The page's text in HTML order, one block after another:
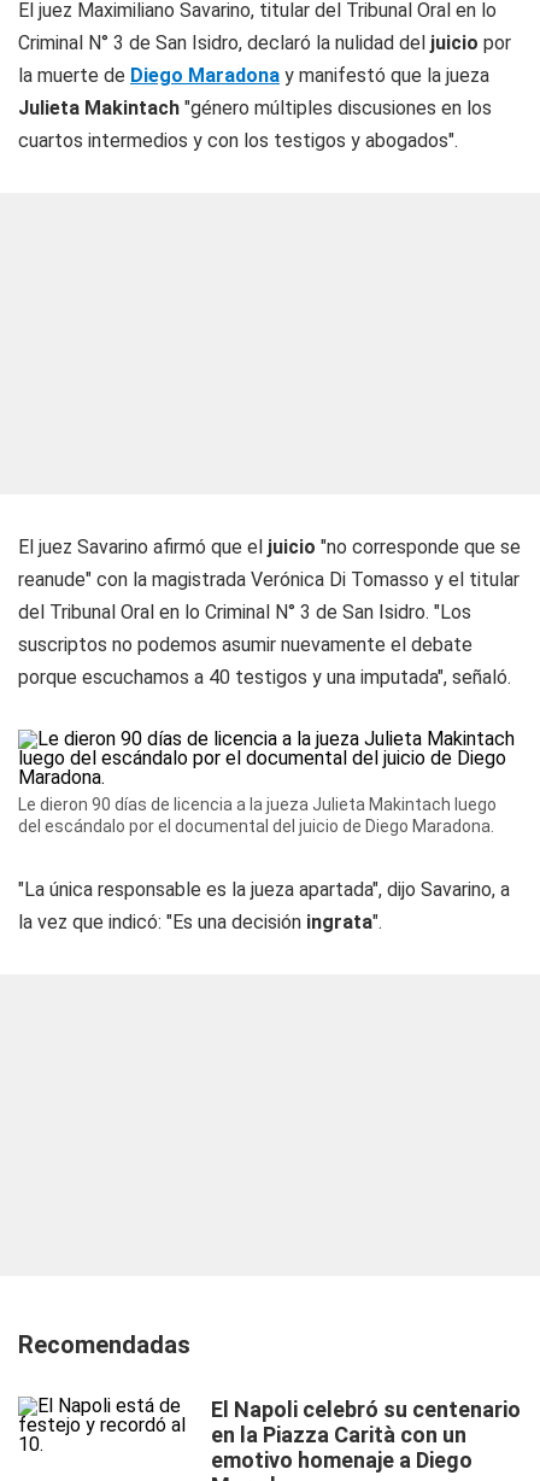
El juez Maximiliano Savarino, titular del Tribunal Oral en lo
Criminal N° 3 de San Isidro, declaró la nulidad del juicio por
la muerte de Diego Maradona y manifestó que la jueza
Julieta Makintach "género múltiples discusiones en los
cuartos intermedios y con los testigos y abogados".
El juez Savarino afirmó que el juicio "no corresponde que se
reanude" con la magistrada Verónica Di Tomasso y el titular
del Tribunal Oral en lo Criminal N° 3 de San Isidro. "Los
suscriptos no podemos asumir nuevamente el debate
porque escuchamos a 40 testigos y una imputada", señaló.
Le dieron 90 días de licencia a la jueza Julieta Makintach luego
del escándalo por el documental del juicio de Diego Maradona.
"La única responsable es la jueza apartada", dijo Savarino, a
la vez que indicó: "Es una decisión ingrata".
Recomendadas
El Napoli celebró su centenario
en la Piazza Carità con un
emotivo homenaje a Diego